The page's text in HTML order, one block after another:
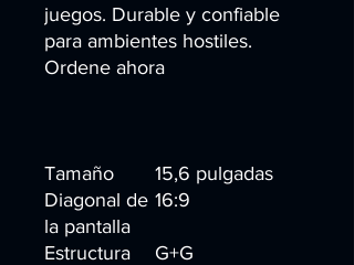
juegos. Durable y confiable
para ambientes hostiles.
Ordene ahora
Tamaño
15,6 pulgadas
Diagonal de
la pantalla
16:9
Estructura
G+G